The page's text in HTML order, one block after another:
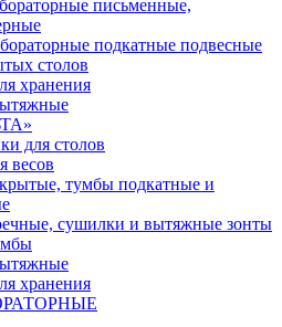
письменные,
подкатные подвесные
столов
хранения
для столов
весов
тумбы подкатные и
сушилки и вытяжные зонты
хранения